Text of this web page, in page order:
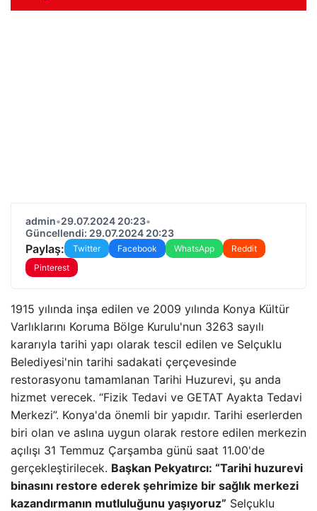
admin•29.07.2024 20:23•
Güncellendi: 29.07.2024 20:23
Paylaş: Twitter Facebook WhatsApp
Reddit
Pinterest
1915 yılında inşa edilen ve 2009 yılında Konya Kültür
Varlıklarını Koruma Bölge Kurulu'nun 3263 sayılı
kararıyla tarihi yapı olarak tescil edilen ve Selçuklu
Belediyesi'nin tarihi sadakati çerçevesinde
restorasyonu tamamlanan Tarihi Huzurevi, şu anda
hizmet verecek. “Fizik Tedavi ve GETAT Ayakta Tedavi
Merkezi”. Konya'da önemli bir yapıdır. Tarihi eserlerden
biri olan ve aslına uygun olarak restore edilen merkezin
açılışı 31 Temmuz Çarşamba günü saat 11.00'de
gerçekleştirilecek. Başkan Pekyatırcı: “Tarihi huzurevi
binasını restore ederek şehrimize bir sağlık merkezi
kazandırmanın mutluluğunu yaşıyoruz” Selçuklu